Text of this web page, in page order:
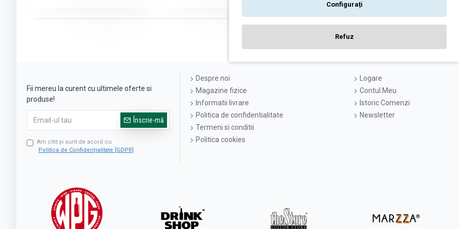
Fii mereu la curent cu ultimele oferte si
produse!
Înscrie-mă
Am citit şi sunt de acord cu
Politica de Confidențialitate [GDPR]
Despre noi
Magazine fizice
Informatii livrare
Politica de confidentialitate
Termeni si conditii
Politica cookies
Logare
Contul Meu
Istoric Comenzi
Newsletter
Configurați
Refuz